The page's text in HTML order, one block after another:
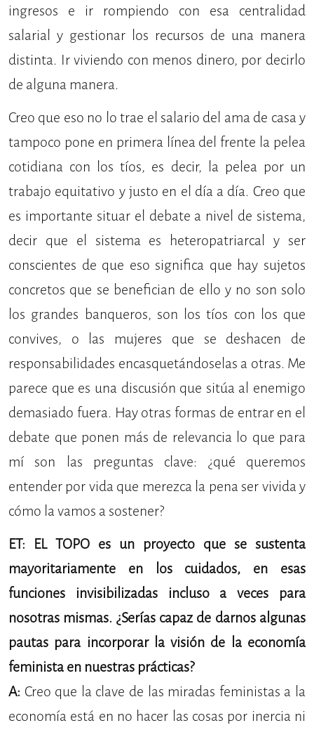
ingresos e ir rompiendo con esa centralidad
salarial y gestionar los recursos de una manera
distinta. Ir viviendo con menos dinero, por decirlo
de alguna manera.
Creo que eso no lo trae el salario del ama de casa y
tampoco pone en primera línea del frente la pelea
cotidiana con los tíos, es decir, la pelea por un
trabajo equitativo y justo en el día a día. Creo que
es importante situar el debate a nivel de sistema,
decir que el sistema es heteropatriarcal y ser
conscientes de que eso significa que hay sujetos
concretos que se benefician de ello y no son solo
los grandes banqueros, son los tíos con los que
convives, o las mujeres que se deshacen de
responsabilidades encasquetándoselas a otras. Me
parece que es una discusión que sitúa al enemigo
demasiado fuera. Hay otras formas de entrar en el
debate que ponen más de relevancia lo que para
mí son las preguntas clave: ¿qué queremos
entender por vida que merezca la pena ser vivida y
cómo la vamos a sostener?
ET: EL TOPO es un proyecto que se sustenta
mayoritariamente en los cuidados, en esas
funciones invisibilizadas incluso a veces para
nosotras mismas. ¿Serías capaz de darnos algunas
pautas para incorporar la visión de la economía
feminista en nuestras prácticas?
A: Creo que la clave de las miradas feministas a la
economía está en no hacer las cosas por inercia ni